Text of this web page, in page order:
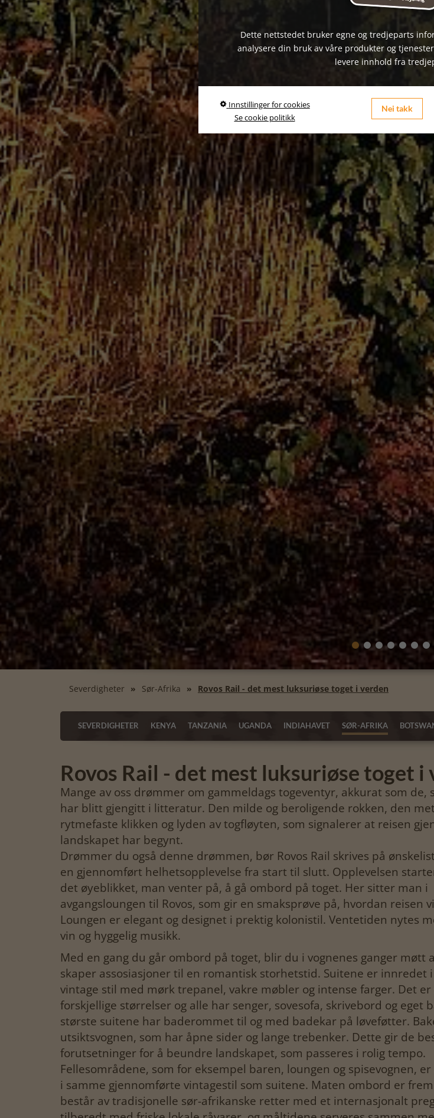
Severdigheter Sør-Afrika Rovos Rail - det mest luksuriøse toget i verden
SEVERDIGHETER KENYA TANZANIA UGANDA INDIAHAVET SØR-AFRIKA
Rovos Rail - det mest luksuriøse toget i
Mange av oss drømmer om gammeldags togeventyr, akkurat som de,
har blitt gjengitt i litteratur. Den milde og beroligende rokken, den
rytmefaste klikken og lyden av togfløyten, som signalerer at reisen
landskapet har begynt.
Drømmer du også denne drømmen, bør Rovos Rail skrives på
en gjennomført helhetsopplevelse fra start til slutt. Opplevelsen
det øyeblikket, man venter på, å gå ombord på toget. Her sitter man i
avgangsloungen til Rovos, som gir en smaksprøve på, hvordan reisen
Loungen er elegant og designet i prektig kolonistil. Ventetiden nytes
vin og hyggelig musikk.
Med en gang du går ombord på toget, blir du i vognenes ganger møtt
skaper assosiasjoner til en romantisk storhetstid. Suitene er innredet
vintage stil med mørk trepanel, vakre møbler og intense farger. Det
forskjellige størrelser og alle har senger, sovesofa, skrivebord og eget
største suitene har baderommet til og med badekar på løveføtter.
utsiktsvognen, som har åpne sider og lange trebenker. Dette gir de
forutsetninger for å beundre landskapet, som passeres i rolig tempo.
Fellesområdene, som for eksempel baren, loungen og spisevognen,
i samme gjennomførte vintagestil som suitene. Maten ombord er
består av tradisjonelle sør-afrikanske retter med et internasjonalt
Dette nettstedet bruker egne og tredjeparts
analysere din bruk av våre produkter og
levere innhold fra
Innstillinger for cookies
Se cookie politikk
Nei takk